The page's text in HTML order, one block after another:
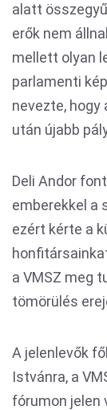
alatt
erők nem
mellett olyan
parlamenti
nevezte,
után újabb
Deli Andor
emberekkel a
ezért kérte a
a VMSZ meg
tömörülés
A jelenlevők
Istvánra, a
fórumon jelen